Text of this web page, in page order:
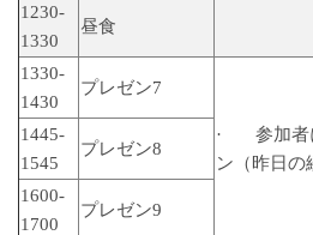
1230-
1330
昼食
1330-
1430
プレゼン7
· 参加者
ン（昨日の
1445-
1545
プレゼン8
1600-
1700
プレゼン9